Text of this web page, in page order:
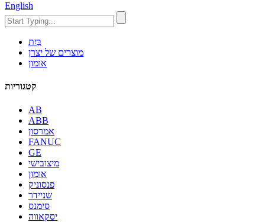
English
בַּיִת
מוצרים של יצרן
אומון
קטגוריות
AB
ABB
אמרסון
FANUC
GE
מיצובישי
אומון
פנסוניק
שניידר
סימנס
יסקאווה